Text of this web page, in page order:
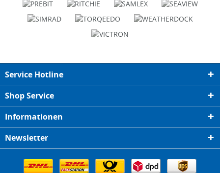
Service Hotline
Shop Service
Informationen
Newsletter